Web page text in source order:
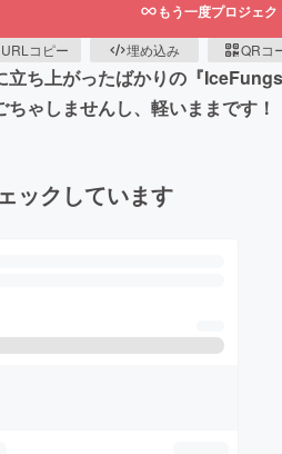
もう一度プロジェ
URLコピー 埋め込み QRコ
ち上がったばかりの『
ゃしませんし、軽いままです！
ックしています